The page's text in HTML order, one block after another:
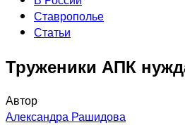
Ставрополье
Статьи
Труженики АПК
Автор
Александра Рашидова